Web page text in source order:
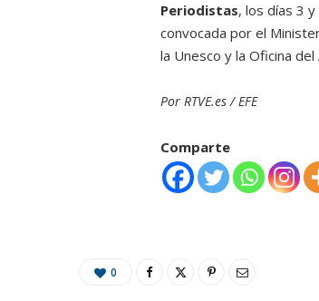
Periodistas, los días 3
convocada por el
la Unesco y la Oficina
Por RTVE.es / EFE
Comparte
0